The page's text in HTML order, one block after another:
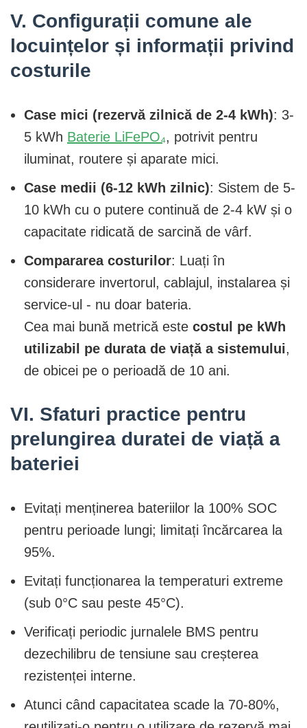
V. Configurații comune ale
locuințelor și informații privind
costurile
Case mici (rezervă zilnică de 2-4 kWh): 3-
5 kWh Baterie LiFePO₄, potrivit pentru
iluminat, routere și aparate mici.
Case medii (6-12 kWh zilnic): Sistem de 5-
10 kWh cu o putere continuă de 2-4 kW și o
capacitate ridicată de sarcină de vârf.
Compararea costurilor: Luați în
considerare invertorul, cablajul, instalarea și
service-ul - nu doar bateria.
Cea mai bună metrică este costul pe kWh
utilizabil pe durata de viață a sistemului,
de obicei pe o perioadă de 10 ani.
VI. Sfaturi practice pentru
prelungirea duratei de viață a
bateriei
Evitați menținerea bateriilor la 100% SOC
pentru perioade lungi; limitați încărcarea la
95%.
Evitați funcționarea la temperaturi extreme
(sub 0°C sau peste 45°C).
Verificați periodic jurnalele BMS pentru
dezechilibru de tensiune sau creșterea
rezistenței interne.
Atunci când capacitatea scade la 70-80%,